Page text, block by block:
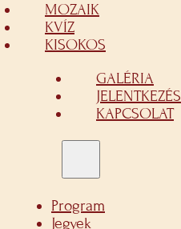
MOZAIK
KVÍZ
KISOKOS
GALÉRIA
JELENTKEZÉS
KAPCSOLAT
Program
Jegyek